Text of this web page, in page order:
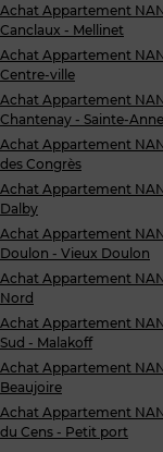
Achat Appartement
Canclaux - Mellinet
Achat Appartement
Centre-ville
Achat Appartement
Chantenay - Sainte-Anne
Achat Appartement
des Congrès
Achat Appartement
Dalby
Achat Appartement
Doulon - Vieux Doulon
Achat Appartement
Nord
Achat Appartement
Sud - Malakoff
Achat Appartement
Beaujoire
Achat Appartement
du Cens - Petit port